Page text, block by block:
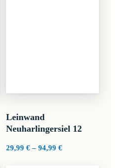
Leinwand
Neuharlingersiel 12
29,99 € – 94,99 €Preisspanne: